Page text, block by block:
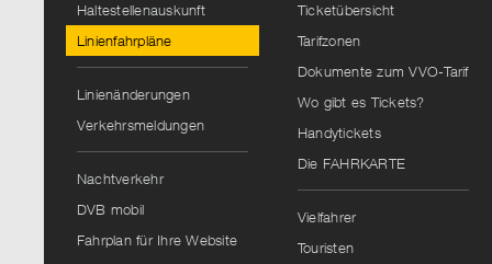
Haltestellenauskunft
Linienfahrpläne
Linienänderungen
Verkehrsmeldungen
Nachtverkehr
DVB mobil
Fahrplan für Ihre Website
Ticketübersicht
Tarifzonen
Dokumente zum VVO-Tarif
Wo gibt es Tickets?
Handytickets
Die FAHRKARTE
Vielfahrer
Touristen